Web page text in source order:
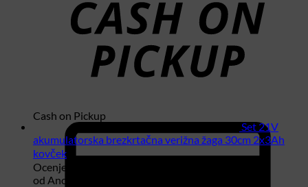
Cash on Pickup
Set 21V
akumulatorska brezkrtačna verižna žaga 30cm 2x3Ah
kovček
Ocenjeno
od Anonimno